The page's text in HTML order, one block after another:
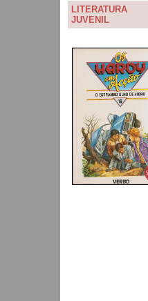
LITERATURA
JUVENIL